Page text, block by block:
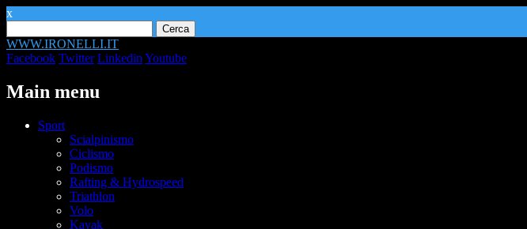
x
per:
WWW.IRONELLI.IT
Facebook Twitter Linkedin Youtube
Main menu
Skip
Sport
Scialpinismo
Ciclismo
Podismo
Rafting & Hydrospeed
Triathlon
Volo
Kayak